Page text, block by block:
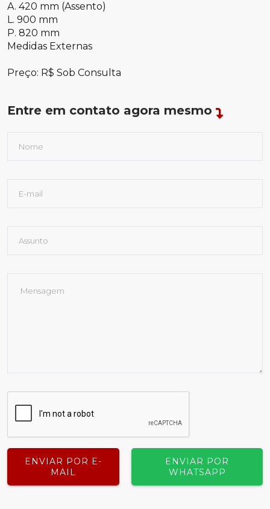
A. 420 mm (Assento)
L. 900 mm
P. 820 mm
Medidas Externas
Preço: R$ Sob Consulta
Entre em contato agora mesmo
ENVIAR POR E-
MAIL
ENVIAR POR
WHATSAPP